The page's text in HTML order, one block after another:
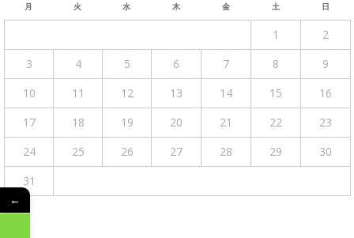
月 火 水 木 金 土 日
1
2
3
4 5 6 7 8
9
10
11 12 13 14 15
16
17
18 19 20 21 22
23
24
25 26 27 28 29
30
31
« 4月
←